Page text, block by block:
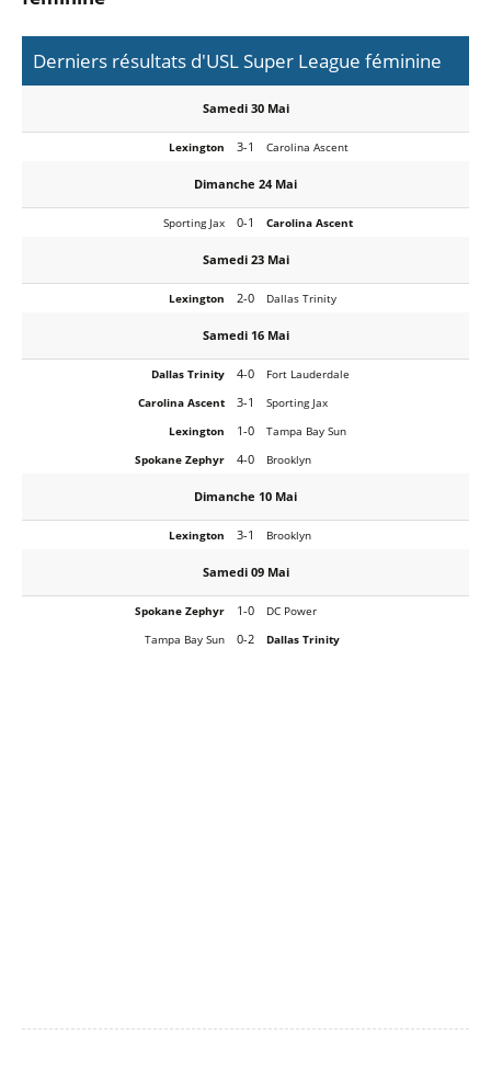
Derniers résultats d'USL Super League féminine
Samedi 30 Mai
Lexington 3-1 Carolina Ascent
Dimanche 24 Mai
Sporting Jax 0-1 Carolina Ascent
Samedi 23 Mai
Lexington 2-0 Dallas Trinity
Samedi 16 Mai
Dallas Trinity 4-0
Fort Lauderdale
Carolina Ascent
3-1
Sporting Jax
Lexington
1-0
Tampa Bay Sun
Spokane Zephyr
4-0 Brooklyn
Dimanche 10 Mai
Lexington 3-1 Brooklyn
Samedi 09 Mai
Spokane Zephyr 1-0
DC Power
Tampa Bay Sun
0-2 Dallas Trinity